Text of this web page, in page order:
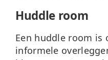
Huddle room
Een huddle room is
informele